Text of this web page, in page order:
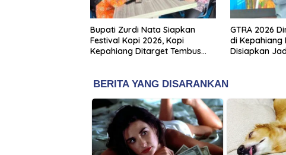
Bupati Zurdi Nata Siapkan
Festival Kopi 2026, Kopi
Kepahiang Ditarget Tembus
GTRA 2026
di Kepahiang
Disiapkan